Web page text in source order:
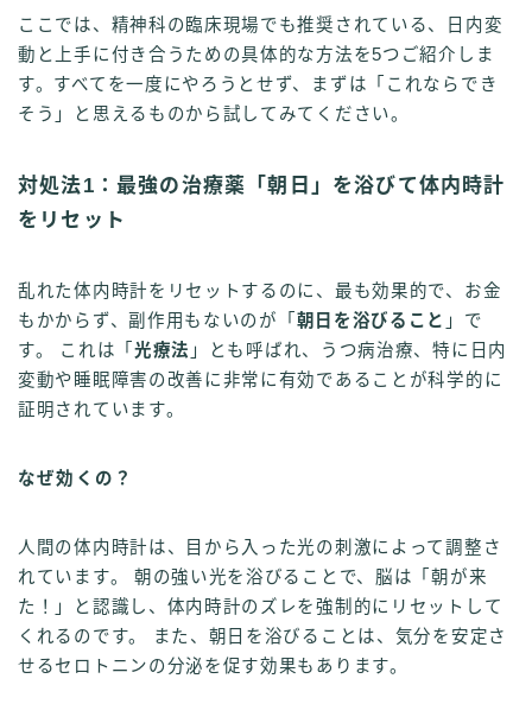
ここでは、精神科の臨床現場でも推奨されている、日内変
動と上手に付き合うための具体的な方法を5つご紹介しま
す。すべてを一度にやろうとせず、まずは「これならでき
そう」と思えるものから試してみてください。
対処法1：最強の治療薬「朝日」を浴びて体内時計
をリセット
乱れた体内時計をリセットするのに、最も効果的で、お金
もかからず、副作用もないのが「 朝日を浴びること 」で
す。 これは「 光療法 」とも呼ばれ、うつ病治療、特に日内
変動や睡眠障害の改善に非常に有効であることが科学的に
証明されています。
なぜ効くの？
人間の体内時計は、目から入った光の刺激によって調整さ
れています。 朝の強い光を浴びることで、脳は「朝が来
た！」と認識し、体内時計のズレを強制的にリセットして
くれるのです。 また、朝日を浴びることは、気分を安定さ
せるセロトニンの分泌を促す効果もあります。